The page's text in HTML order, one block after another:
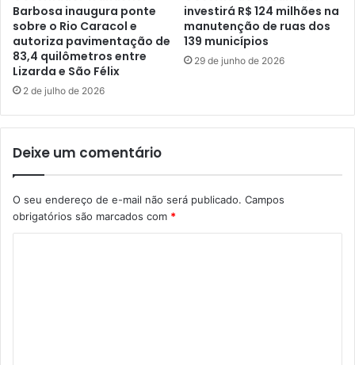
Barbosa inaugura ponte
sobre o Rio Caracol e
autoriza pavimentação de
83,4 quilômetros entre
Lizarda e São Félix
2 de julho de 2026
investirá R$ 124 milhões na
manutenção de ruas dos
139 municípios
29 de junho de 2026
Deixe um comentário
O seu endereço de e-mail não será publicado. Campos
obrigatórios são marcados com *